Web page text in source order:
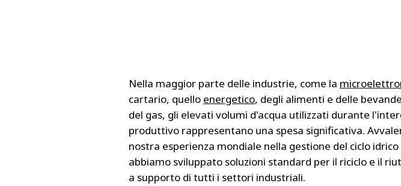
Nella maggior parte delle industrie, come la
cartario, quello energetico, degli alimenti e delle
del gas, gli elevati volumi d'acqua utilizzati durante
produttivo rappresentano una spesa significativa.
nostra esperienza mondiale nella gestione del ciclo
abbiamo sviluppato soluzioni standard per il riciclo e il
a supporto di tutti i settori industriali.